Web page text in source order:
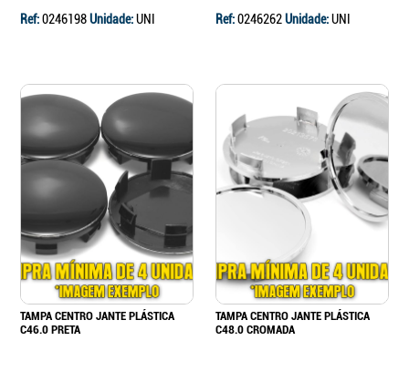
Ref:0246198Unidade:UNI Ref:0246262Unidade:UNI
TAMPA CENTRO JANTE PLÁSTICA
C46.0 PRETA
TAMPA CENTRO JANTE PLÁSTICA
C48.0 CROMADA